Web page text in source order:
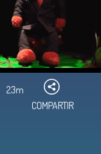
23m
COMPARTIR